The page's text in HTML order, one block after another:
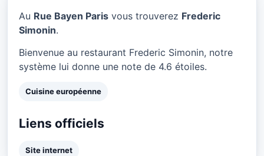
Au Rue Bayen Paris vous trouverez Frederic
Simonin.
Bienvenue au restaurant Frederic Simonin, notre
système lui donne une note de 4.6 étoiles.
Cuisine européenne
Liens officiels
Site internet